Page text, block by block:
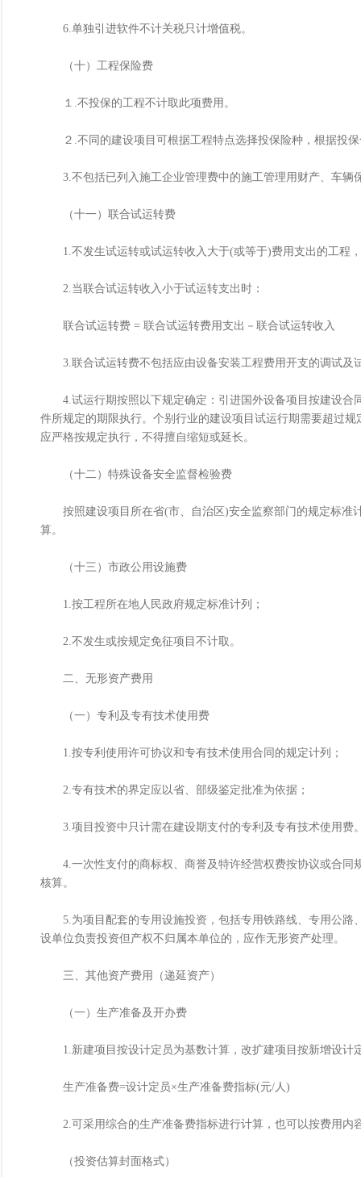
6.单独引进软件不计关税只计增值税。
（十）工程保险费
１.不投保的工程不计取此项费用。
２.不同的建设项目可根据工程特点选择投保险种，根据投保
3.不包括已列入施工企业管理费中的施工管理用财产、车辆
（十一）联合试运转费
1.不发生试运转或试运转收入大于(或等于)费用支出的工程
2.当联合试运转收入小于试运转支出时：
联合试运转费 = 联合试运转费用支出－联合试运转收入
3.联合试运转费不包括应由设备安装工程费用开支的调试及
4.试运行期按照以下规定确定：引进国外设备项目按建设合
件所规定的期限执行。个别行业的建设项目试运行期需要超过
应严格按规定执行，不得擅自缩短或延长。
（十二）特殊设备安全监督检验费
按照建设项目所在省(市、自治区)安全监察部门的规定标准
算。
（十三）市政公用设施费
1.按工程所在地人民政府规定标准计列；
2.不发生或按规定免征项目不计取。
二、无形资产费用
（一）专利及专有技术使用费
1.按专利使用许可协议和专有技术使用合同的规定计列；
2.专有技术的界定应以省、部级鉴定批准为依据；
3.项目投资中只计需在建设期支付的专利及专有技术使用费
4.一次性支付的商标权、商誉及特许经营权费按协议或合同
核算。
5.为项目配套的专用设施投资，包括专用铁路线、专用公路
设单位负责投资但产权不归属本单位的，应作无形资产处理。
三、其他资产费用（递延资产）
（一）生产准备及开办费
1.新建项目按设计定员为基数计算，改扩建项目按新增设计
生产准备费=设计定员×生产准备费指标(元/人)
2.可采用综合的生产准备费指标进行计算，也可以按费用内
（投资估算封面格式）